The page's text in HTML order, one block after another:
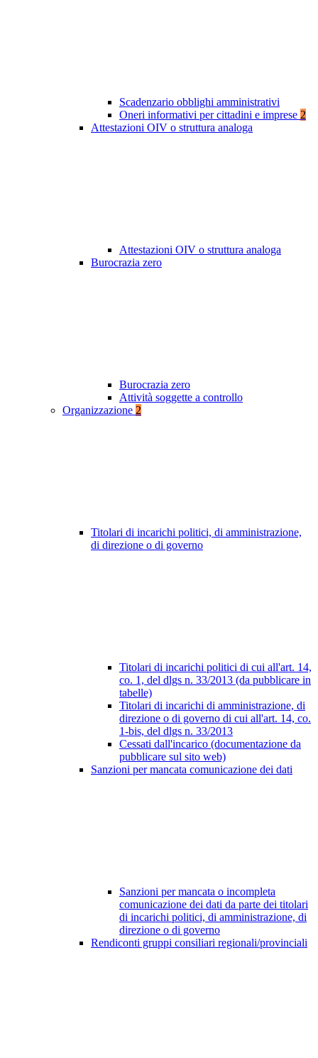
Scadenzario obblighi amministrativi
Oneri informativi per cittadini e imprese 2
Attestazioni OIV o struttura analoga
Attestazioni OIV o struttura analoga
Burocrazia zero
Burocrazia zero
Attività soggette a controllo
Organizzazione 2
Titolari di incarichi politici, di amministrazione,
di direzione o di governo
Titolari di incarichi politici di cui all'art. 14,
co. 1, del dlgs n. 33/2013 (da pubblicare in
tabelle)
Titolari di incarichi di amministrazione, di
direzione o di governo di cui all'art. 14, co.
1-bis, del dlgs n. 33/2013
Cessati dall'incarico (documentazione da
pubblicare sul sito web)
Sanzioni per mancata comunicazione dei dati
Sanzioni per mancata o incompleta
comunicazione dei dati da parte dei titolari
di incarichi politici, di amministrazione, di
direzione o di governo
Rendiconti gruppi consiliari regionali/provinciali